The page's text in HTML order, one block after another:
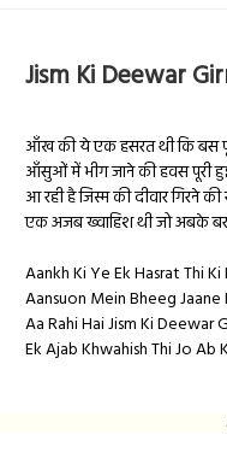
Jism Ki Deewar
आँख की ये एक हसरत थी कि बस
आँसुओं में भीग जाने की हवस पूरी
आ रही है जिस्म की दीवार गिरने की
एक अजब ख्वाहिश थी जो अबके
Aankh Ki Ye Ek Hasrat Thi
Aansuon Mein Bheeg
Aa Rahi Hai Jism Ki Deewar
Ek Ajab Khwahish Thi Jo Ab